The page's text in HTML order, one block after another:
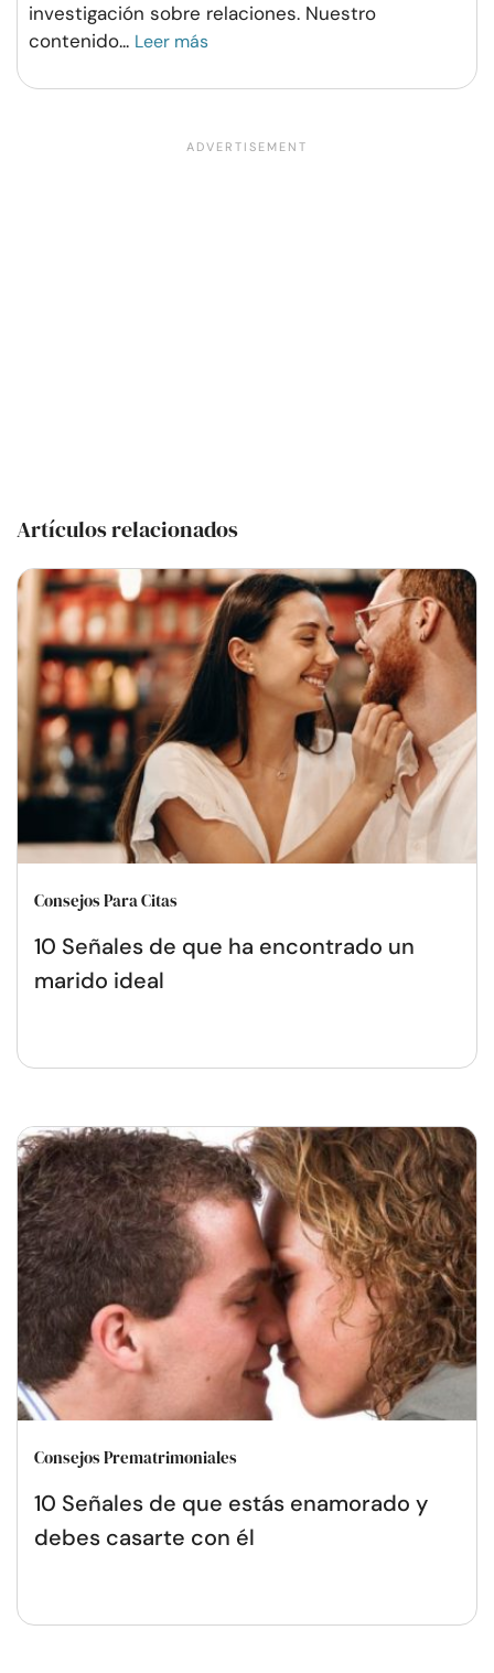
investigación sobre relaciones. Nuestro
contenido... Leer más
Artículos relacionados
Consejos Para Citas
10 Señales de que ha encontrado un
marido ideal
Consejos Prematrimoniales
10 Señales de que estás enamorado y
debes casarte con él